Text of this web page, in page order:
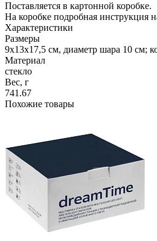
Поставляется в картонной коробке.
На коробке подробная инструкция
Характеристики
Размеры
9х13х17,5 см, диаметр шара 10 см;
Материал
стекло
Вес, г
741.67
Похожие товары